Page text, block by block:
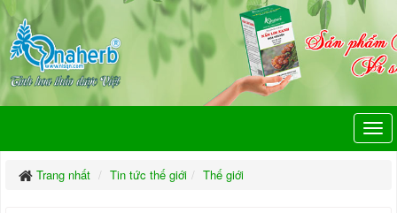
Trang nhất Tin tức thế giới Thế giới